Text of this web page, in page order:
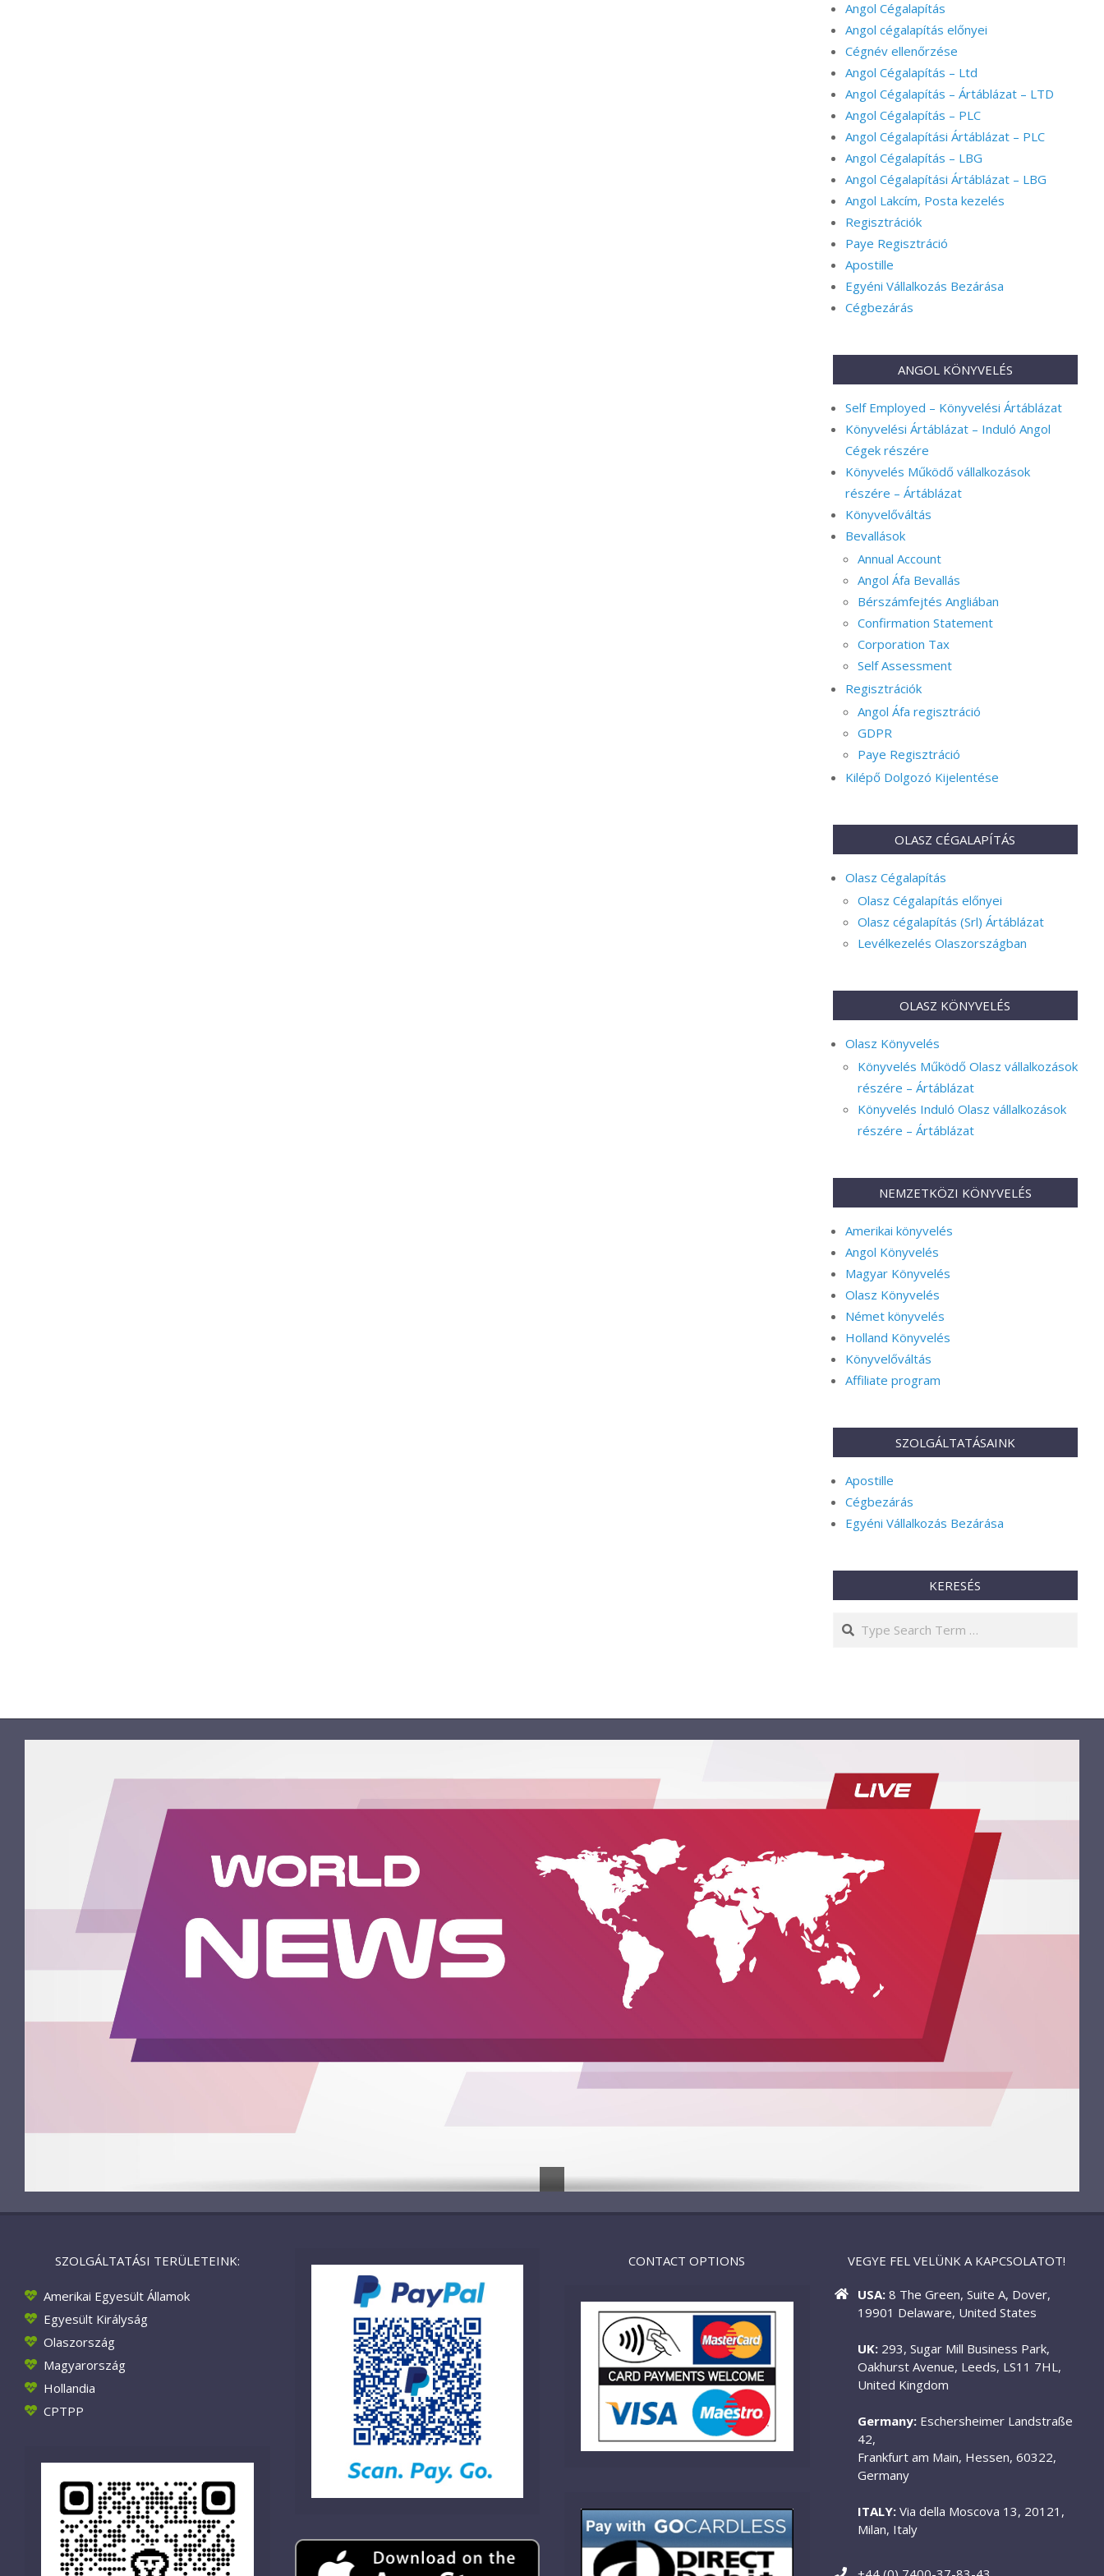
Angol Cégalapítás
Angol cégalapítás előnyei
Cégnév ellenőrzése
Angol Cégalapítás – Ltd
Angol Cégalapítás – Ártáblázat – LTD
Angol Cégalapítás – PLC
Angol Cégalapítási Ártáblázat – PLC
Angol Cégalapítás – LBG
Angol Cégalapítási Ártáblázat – LBG
Angol Lakcím, Posta kezelés
Regisztrációk
Paye Regisztráció
Apostille
Egyéni Vállalkozás Bezárása
Cégbezárás
ANGOL KÖNYVELÉS
Self Employed – Könyvelési Ártáblázat
Könyvelési Ártáblázat – Induló Angol
Cégek részére
Könyvelés Működő vállalkozások
részére – Ártáblázat
Könyvelőváltás
Bevallások
Annual Account
Angol Áfa Bevallás
Bérszámfejtés Angliában
Confirmation Statement
Corporation Tax
Self Assessment
Regisztrációk
Angol Áfa regisztráció
GDPR
Paye Regisztráció
Kilépő Dolgozó Kijelentése
OLASZ CÉGALAPÍTÁS
Olasz Cégalapítás
Olasz Cégalapítás előnyei
Olasz cégalapítás (Srl) Ártáblázat
Levélkezelés Olaszországban
OLASZ KÖNYVELÉS
Olasz Könyvelés
Könyvelés Működő Olasz vállalkozások
részére – Ártáblázat
Könyvelés Induló Olasz vállalkozások
részére – Ártáblázat
NEMZETKÖZI KÖNYVELÉS
Amerikai könyvelés
Angol Könyvelés
Magyar Könyvelés
Olasz Könyvelés
Német könyvelés
Holland Könyvelés
Könyvelőváltás
Affiliate program
SZOLGÁLTATÁSAINK
Apostille
Cégbezárás
Egyéni Vállalkozás Bezárása
KERESÉS
Search
SZOLGÁLTATÁSI TERÜLETEINK:
Amerikai Egyesült Államok
Egyesült Királyság
Olaszország
Magyarország
Hollandia
CPTPP
CONTACT OPTIONS VEGYE FEL VELÜNK A KAPCSOLATOT!
USA: 8 The Green, Suite A, Dover,
19901 Delaware, United States
UK: 293, Sugar Mill Business Park,
Oakhurst Avenue, Leeds, LS11 7HL,
United Kingdom
Germany: Eschersheimer Landstraße
42,
Frankfurt am Main, Hessen, 60322,
Germany
ITALY: Via della Moscova 13, 20121,
Milan, Italy